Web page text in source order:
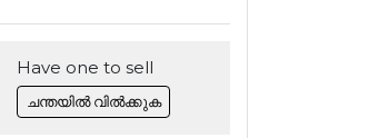
Have one to sell
ചന്തയിൽ വിൽക്കുക